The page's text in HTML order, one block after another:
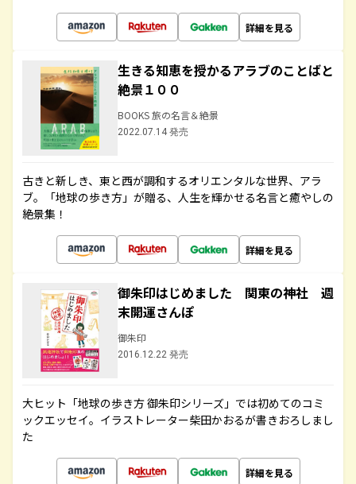
詳細を見る
生きる知恵を授かるアラブのことばと
絶景１００
BOOKS 旅の名言＆絶景
2022.07.14 発売
古きと新しき、東と西が調和するオリエンタルな世界、アラ
ブ。「地球の歩き方」が贈る、人生を輝かせる名言と癒やしの
絶景集！
詳細を見る
御朱印はじめました 関東の神社 週
末開運さんぽ
御朱印
2016.12.22 発売
大ヒット「地球の歩き方 御朱印シリーズ」では初めてのコミ
ックエッセイ。イラストレーター柴田かおるが書きおろしまし
た
詳細を見る